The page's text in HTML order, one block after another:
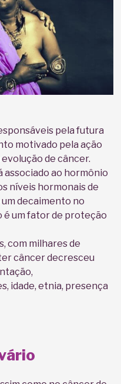
pela futura
motivado pela ação
de câncer.
associado ao hormônio
níveis hormonais de
decaimento no
é um fator de proteção
com milhares de
câncer decresceu
idade, etnia, presença